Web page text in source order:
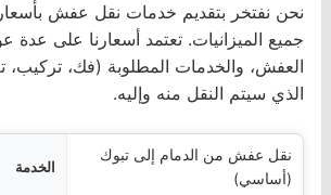
نحن نفتخر بتقديم خدمات نقل عفش
جميع الميزانيات. تعتمد أسعارنا على عدة
العفش، والخدمات المطلوبة (فك، تركيب،
الذي سيتم النقل منه وإليه.
نقل عفش من الدمام إلى تبوك
(أساسي)